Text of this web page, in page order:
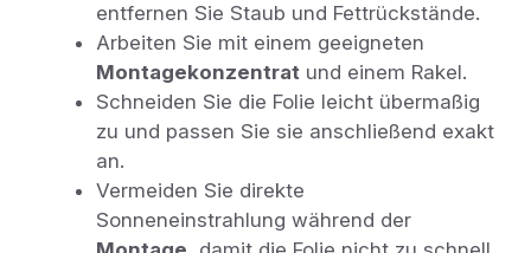
entfernen Sie Staub und Fettrückstände.
Arbeiten Sie mit einem geeigneten
Montagekonzentrat und einem Rakel.
Schneiden Sie die Folie leicht übermaßig
zu und passen Sie sie anschließend exakt
an.
Vermeiden Sie direkte
Sonneneinstrahlung während der